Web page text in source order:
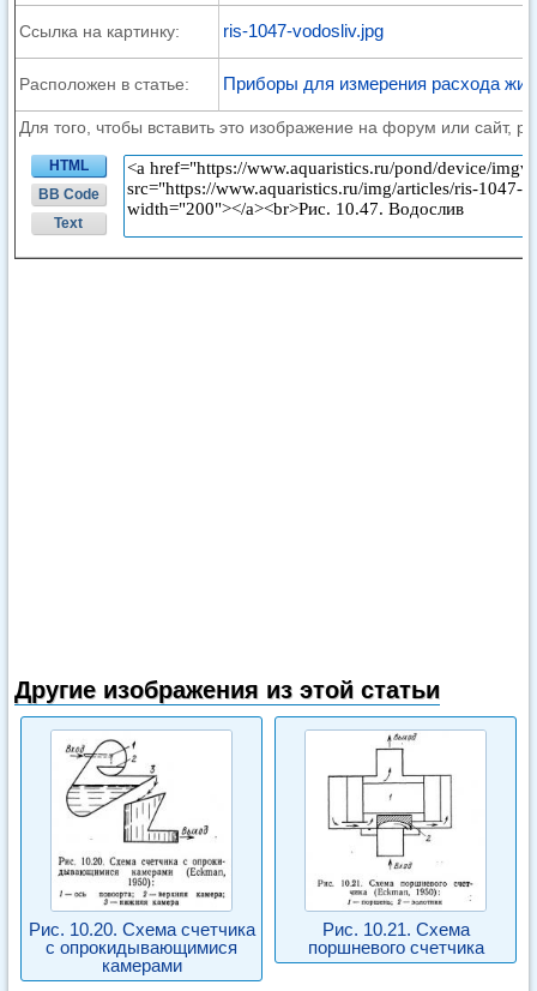
Ссылка на картинку: ris-1047-vodosliv.jpg
Расположен в статье: Приборы для измерения расхода
Для того, чтобы вставить это изображение на форум или сайт,
HTML
BB Code
Text
Другие изображения из этой статьи
Рис. 10.20. Схема счетчика
с опрокидывающимися
камерами
Рис. 10.21. Схема
поршневого счетчика